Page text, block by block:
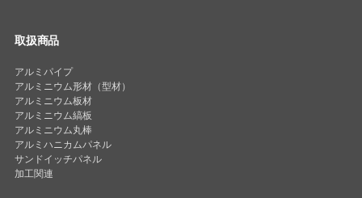
取扱商品
アルミパイプ
アルミニウム形材（型材）
アルミニウム板材
アルミニウム縞板
アルミニウム丸棒
アルミハニカムパネル
サンドイッチパネル
加工関連